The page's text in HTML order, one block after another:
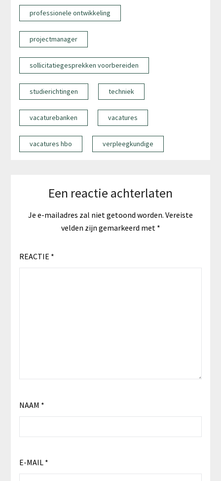
professionele ontwikkeling
projectmanager
sollicitatiegesprekken voorbereiden
studierichtingen techniek
vacaturebanken vacatures
vacatures hbo verpleegkundige
Een reactie achterlaten
Je e-mailadres zal niet getoond worden. Vereiste
velden zijn gemarkeerd met *
REACTIE *
NAAM *
E-MAIL *